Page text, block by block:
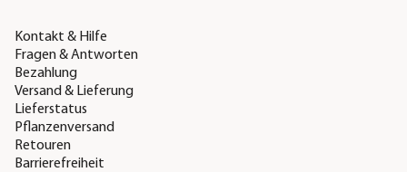
Kontakt & Hilfe
Fragen & Antworten
Bezahlung
Versand & Lieferung
Lieferstatus
Pflanzenversand
Retouren
Barrierefreiheit